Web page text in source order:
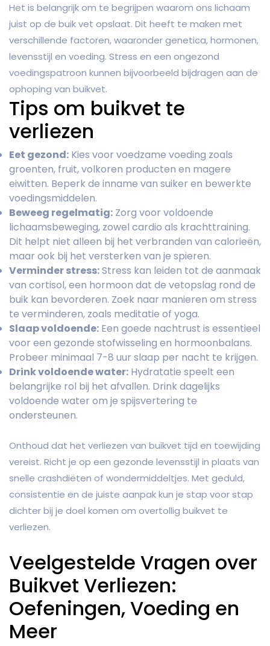
Het is belangrijk om te begrijpen waarom ons lichaam
juist op de buik vet opslaat. Dit heeft te maken met
verschillende factoren, waaronder genetica, hormonen,
levensstijl en voeding. Stress en een ongezond
voedingspatroon kunnen bijvoorbeeld bijdragen aan de
ophoping van buikvet.
Tips om buikvet te
verliezen
Eet gezond: Kies voor voedzame voeding zoals
groenten, fruit, volkoren producten en magere
eiwitten. Beperk de inname van suiker en bewerkte
voedingsmiddelen.
Beweeg regelmatig: Zorg voor voldoende
lichaamsbeweging, zowel cardio als krachttraining.
Dit helpt niet alleen bij het verbranden van calorieën,
maar ook bij het versterken van je spieren.
Verminder stress:Stress kan leiden tot de aanmaak
van cortisol, een hormoon dat de vetopslag rond de
buik kan bevorderen. Zoek naar manieren om stress
te verminderen, zoals meditatie of yoga.
Slaap voldoende: Een goede nachtrust is essentieel
voor een gezonde stofwisseling en hormoonbalans.
Probeer minimaal 7-8 uur slaap per nacht te krijgen.
Drink voldoende water: Hydratatie speelt een
belangrijke rol bij het afvallen. Drink dagelijks
voldoende water om je spijsvertering te
ondersteunen.
Onthoud dat het verliezen van buikvet tijd en toewijding
vereist. Richt je op een gezonde levensstijl in plaats van
snelle crashdiëten of wondermiddeltjes. Met geduld,
consistentie en de juiste aanpak kun je stap voor stap
dichter bij je doel komen om overtollig buikvet te
verliezen.
Veelgestelde Vragen over
Buikvet Verliezen:
Oefeningen, Voeding en
Meer